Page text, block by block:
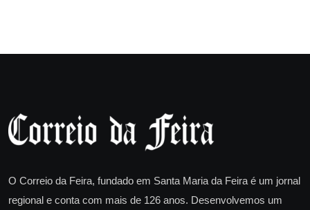
O Correio da Feira, fundado em Santa Maria da Feira é um jornal
regional e conta com mais de 126 anos. Desenvolvemos um